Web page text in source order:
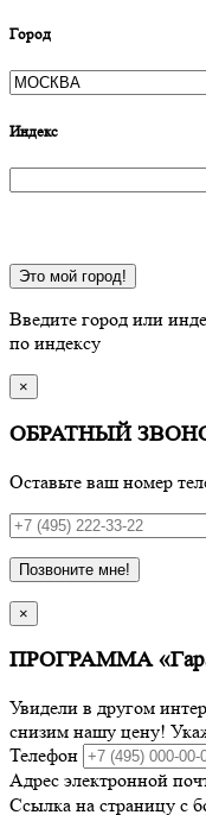
Город
Индекс
Это мой город!
Введите город или
по индексу
×
ОБРАТНЫЙ
Оставьте ваш номер
Позвоните мне!
×
ПРОГРАММА
Увидели в другом
снизим нашу цену!
Телефон
Адрес электронной
Ссылка на страницу с